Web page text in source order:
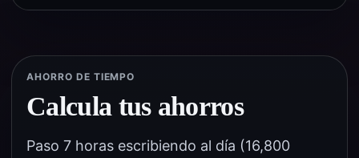
AHORRO DE TIEMPO
Calcula tus ahorros
Paso 7 horas escribiendo al día (16,800